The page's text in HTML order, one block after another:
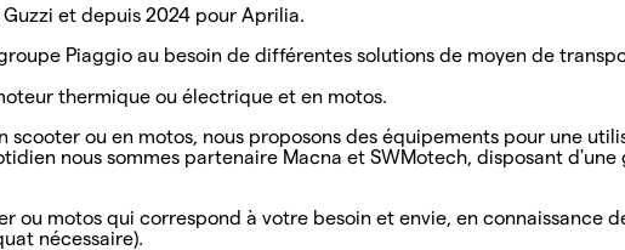
et depuis 2024 pour Aprilia.
Piaggio au besoin de différentes solutions de moyen de
thermique ou électrique et en motos.
ou en motos, nous proposons des équipements pour une
nous sommes partenaire Macna et SWMotech, disposant
ou motos qui correspond à votre besoin et envie, en connaissance
nécessaire).